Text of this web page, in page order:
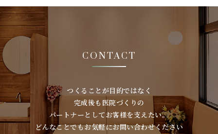
CONTACT
つくることが⽬的ではなく
完成後も医院づくりの
パートナーとしてお客様を⽀えたい。
どんなことでもお気軽にお問い合わせください